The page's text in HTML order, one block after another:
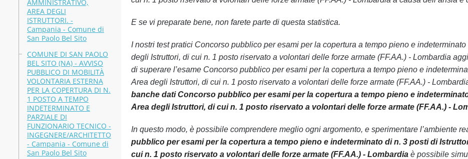
AMMINISTRATIVO,
AREA DEGLI
ISTRUTTORI. -
Campania - Comune di
San Paolo Bel Sito
COMUNE DI SAN PAOLO
BEL SITO (NA) - AVVISO
PUBBLICO DI MOBILITÀ
VOLONTARIA ESTERNA
PER LA COPERTURA DI N.
1 POSTO A TEMPO
INDETERMINATO E
PARZIALE DI
FUNZIONARIO TECNICO -
INGEGNERE/ARCHITETTO
- Campania - Comune di
San Paolo Bel Sito
E se vi preparate bene, non farete parte di questa statistica.
I nostri test pratici Concorso pubblico per esami per la copertura a tempo pieno e
degli Istruttori, di cui n. 1 posto riservato a volontari delle forze armate (FF.AA.) - Lombardia
di superare l’esame Concorso pubblico per esami per la copertura a tempo pieno e
Area degli Istruttori, di cui n. 1 posto riservato a volontari delle forze armate (FF.AA.) -
banche dati Concorso pubblico per esami per la copertura a tempo pieno e
Area degli Istruttori, di cui n. 1 posto riservato a volontari delle forze armate (FF.AA.) -
In questo modo, è possibile comprendere meglio ogni argomento, e sperimentare l’ambiente
pubblico per esami per la copertura a tempo pieno e indeterminato di n. 3 posti di
cui n. 1 posto riservato a volontari delle forze armate (FF.AA.) - Lombardiaè possibile